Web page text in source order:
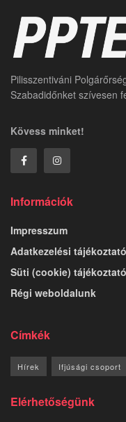
Pilisszentiváni
Szabadidőnket szívesen
Kövess minket!
Információk
Impresszum
Adatkezelési tájékoztató
Süti (cookie) tájékoztató
Régi weboldalunk
Címkék
Hírek Ifjúsági csoport
Elérhetőségünk